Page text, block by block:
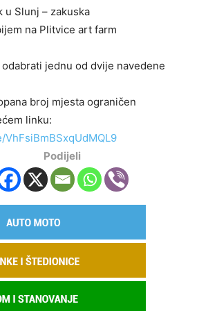
u Slunj – zakuska
na Plitvice art farm
jednu od dvije navedene
broj mjesta ograničen
linku:
Podijeli